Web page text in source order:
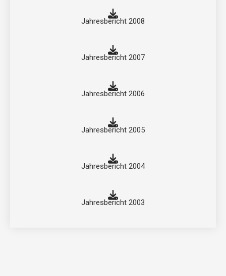
Jahresbericht 2008
Jahresbericht 2007
Jahresbericht 2006
Jahresbericht 2005
Jahresbericht 2004
Jahresbericht 2003